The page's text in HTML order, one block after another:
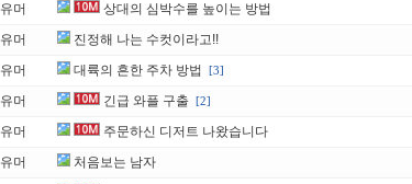
유머 상대의 심박수를 높이는 방법
유머 진정해 나는 수컷이라고!!
유머 대륙의 흔한 주차 방법 [3]
유머 긴급 와플 구출 [2]
유머 주문하신 디저트 나왔습니다
유머 처음보는 남자